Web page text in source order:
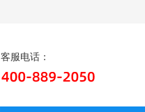
客服电话：